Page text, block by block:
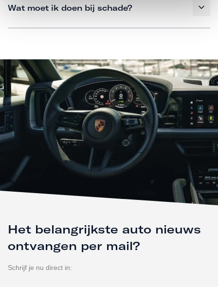
Wat moet ik doen bij schade?
Het belangrijkste auto nieuws
ontvangen per mail?
Schrijf je nu direct in: